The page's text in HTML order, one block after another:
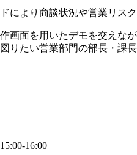
により商談状況や営業リス
画面を用いたデモを交えな
りたい営業部門の部長・課
16:00